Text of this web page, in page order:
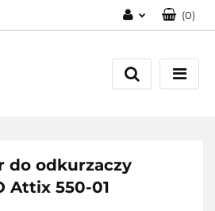
Zarejestruj się
(0)
do odkurzaczy
Attix 550-01